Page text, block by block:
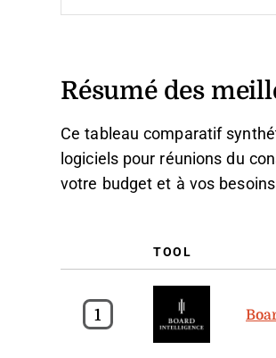
Résumé des
Ce tableau comparatif
logiciels pour réunions du
votre budget et à vos
TOOL
1